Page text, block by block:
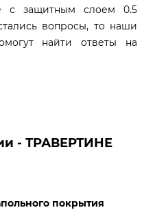
с защитным слоем 0.5
вопросы, то наши
найти ответы на
- ТРАВЕРТИНЕ
покрытия